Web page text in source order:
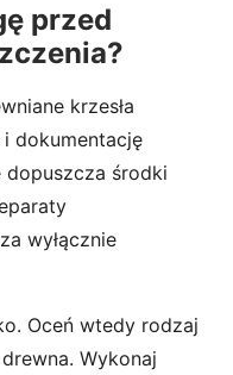
przed
krzesła
dokumentację
dopuszcza środki
wyłącznie
Oceń wtedy rodzaj
Wykonaj